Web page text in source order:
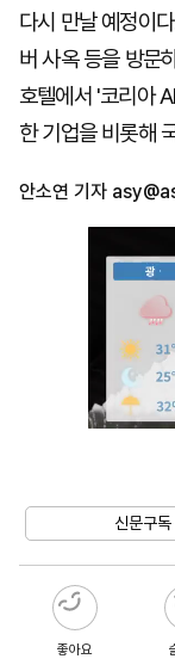
다시 만날 예정이
버 사옥 등을 방문
호텔에서 '코리아
한 기업을 비롯해
안소연 기자
신문구독
좋아요